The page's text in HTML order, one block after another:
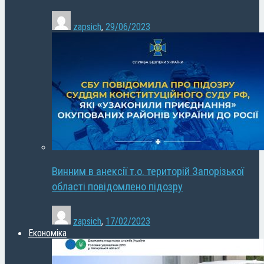
zapsich, 29/06/2023
Винним в анексії т.о. територій Запорізької
області повідомлено підозру
zapsich, 17/02/2023
Економіка